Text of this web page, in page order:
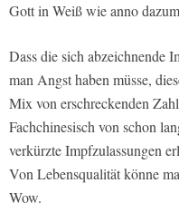
Gott in Weiß wie anno
Dass die sich abzeichnende
man Angst haben müsse,
Mix von erschreckenden
Fachchinesisch von schon
verkürzte Impfzulassungen
Von Lebensqualität könne
Wow.